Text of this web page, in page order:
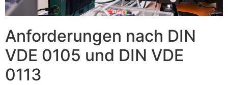
Anforderungen nach DIN
VDE 0105 und DIN VDE
0113